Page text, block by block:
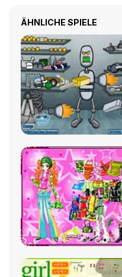
ÄHNLICHE SPIELE